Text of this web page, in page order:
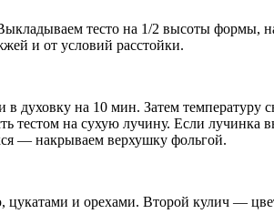
тесто на 1/2 высоты формы,
и от условий расстойки.
духовку на 10 мин. Затем температуру
на сухую лучину. Если лучинка
— накрываем верхушку фольгой.
и орехами. Второй кулич —